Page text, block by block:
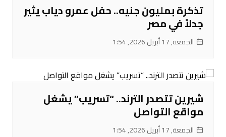
تذكرة بمليون جنيه.. حفل عمرو دياب يثير
جدلاً في مصر
الجمعة, 17 أبريل 2026, 1:54
شيرين تتصدر الترند.. “تسريب” يشغل
مواقع التواصل
الجمعة, 17 أبريل 2026, 1:54